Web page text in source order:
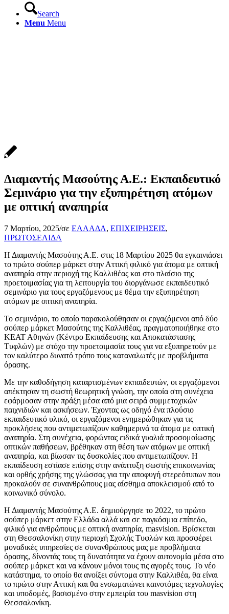
Search
Menu Menu
Διαμαντής Μασούτης Α.Ε.: Εκπαιδευτικό
Σεμινάριο για την εξυπηρέτηση ατόμων
με οπτική αναπηρία
7 Μαρτίου, 2025/σε ΕΛΛΑΔΑ, ΕΠΙΧΕΙΡΗΣΕΙΣ,
ΠΡΩΤΟΣΕΛΙΔΑ
Η Διαμαντής Μασούτης Α.Ε. στις 18 Μαρτίου 2025 θα εγκαινιάσει
το πρώτο σούπερ μάρκετ στην Αττική φιλικό για άτομα με οπτική
αναπηρία στην περιοχή της Καλλιθέας και στο πλαίσιο της
προετοιμασίας για τη λειτουργία του διοργάνωσε εκπαιδευτικό
σεμινάριο για τους εργαζόμενους με θέμα την εξυπηρέτηση
ατόμων με οπτική αναπηρία.
Το σεμινάριο, το οποίο παρακολούθησαν οι εργαζόμενοι από δύο
σούπερ μάρκετ Μασούτης της Καλλιθέας, πραγματοποιήθηκε στο
ΚΕΑΤ Αθηνών (Κέντρο Εκπαίδευσης και Αποκατάστασης
Τυφλών) με στόχο την προετοιμασία τους για να εξυπηρετούν με
τον καλύτερο δυνατό τρόπο τους καταναλωτές με προβλήματα
όρασης.
Με την καθοδήγηση καταρτισμένων εκπαιδευτών, οι εργαζόμενοι
απέκτησαν τη σωστή θεωρητική γνώση, την οποία στη συνέχεια
εφάρμοσαν στην πράξη μέσα από μια σειρά συμμετοχικών
παιχνιδιών και ασκήσεων. Έχοντας ως οδηγό ένα πλούσιο
εκπαιδευτικό υλικό, οι εργαζόμενοι ενημερώθηκαν για τις
προκλήσεις που αντιμετωπίζουν καθημερινά τα άτομα με οπτική
αναπηρία. Στη συνέχεια, φορώντας ειδικά γυαλιά προσομοίωσης
οπτικών παθήσεων, βρέθηκαν στη θέση των ατόμων με οπτική
αναπηρία, και βίωσαν τις δυσκολίες που αντιμετωπίζουν. Η
εκπαίδευση εστίασε επίσης στην ανάπτυξη σωστής επικοινωνίας
και ορθής χρήσης της γλώσσας για την αποφυγή στερεότυπων που
προκαλούν σε συνανθρώπους μας αίσθημα αποκλεισμού από το
κοινωνικό σύνολο.
Η Διαμαντής Μασούτης Α.Ε. δημιούργησε το 2022, το πρώτο
σούπερ μάρκετ στην Ελλάδα αλλά και σε παγκόσμια επίπεδο,
φιλικό για ανθρώπους με οπτική αναπηρία, masvision. Βρίσκεται
στη Θεσσαλονίκη στην περιοχή Σχολής Τυφλών και προσφέρει
μοναδικές υπηρεσίες σε συνανθρώπους μας με προβλήματα
όρασης, δίνοντάς τους τη δυνατότητα να έχουν αυτονομία μέσα στο
σούπερ μάρκετ και να κάνουν μόνοι τους τις αγορές τους. Το νέο
κατάστημα, το οποίο θα ανοίξει σύντομα στην Καλλιθέα, θα είναι
το πρώτο στην Αττική και θα ενσωματώνει καινοτόμες τεχνολογίες
και υποδομές, βασισμένο στην εμπειρία του masvision στη
Θεσσαλονίκη.